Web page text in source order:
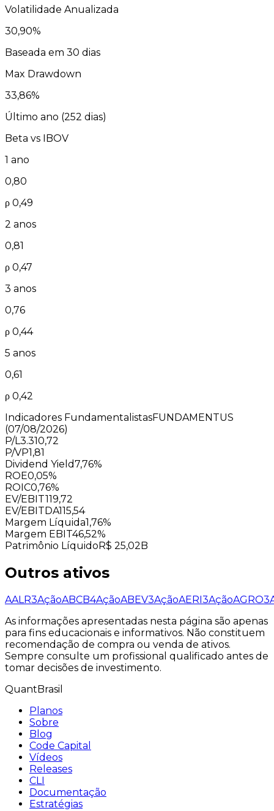
Volatilidade Anualizada
30,90%
Baseada em 30 dias
Max Drawdown
33,86%
Último ano (252 dias)
Beta vs IBOV
1 ano
0,80
ρ 0,49
2 anos
0,81
ρ 0,47
3 anos
0,76
ρ 0,44
5 anos
0,61
ρ 0,42
Indicadores FundamentalistasFUNDAMENTUS
(07/08/2026)
P/L3.310,72
P/VP1,81
Dividend Yield7,76%
ROE0,05%
ROIC0,76%
EV/EBIT119,72
EV/EBITDA115,54
Margem Líquida1,76%
Margem EBIT46,52%
Patrimônio LíquidoR$ 25,02B
Outros ativos
AALR3AçãoABCB4AçãoABEV3AçãoAERI3AçãoAGRO3
As informações apresentadas nesta página são apenas
para fins educacionais e informativos. Não constituem
recomendação de compra ou venda de ativos.
Sempre consulte um profissional qualificado antes de
tomar decisões de investimento.
QuantBrasil
Planos
Sobre
Blog
Code Capital
Vídeos
Releases
CLI
Documentação
Estratégias